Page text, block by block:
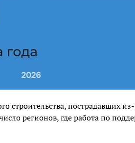
строительства, пострадавших
регионов, где работа по